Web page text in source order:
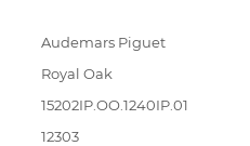
Audemars Piguet
Royal Oak
15202IP.OO.1240IP.01
12303